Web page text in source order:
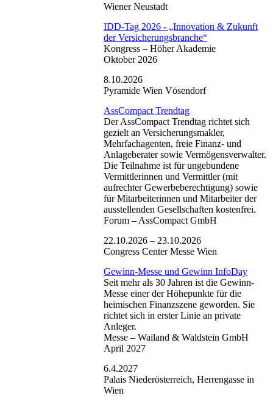
Wiener Neustadt
IDD-Tag 2026 - „Innovation & Zukunft
der Versicherungsbranche“
Kongress – Höher Akademie
Oktober 2026
8.10.2026
Pyramide Wien Vösendorf
AssCompact Trendtag
Der AssCompact Trendtag richtet sich
gezielt an Versicherungsmakler,
Mehrfachagenten, freie Finanz- und
Anlageberater sowie Vermögensverwalter.
Die Teilnahme ist für ungebundene
Vermittlerinnen und Vermittler (mit
aufrechter Gewerbeberechtigung) sowie
für Mitarbeiterinnen und Mitarbeiter der
ausstellenden Gesellschaften kostenfrei.
Forum – AssCompact GmbH
22.10.2026 – 23.10.2026
Congress Center Messe Wien
Gewinn-Messe und Gewinn InfoDay
Seit mehr als 30 Jahren ist die Gewinn-
Messe einer der Höhepunkte für die
heimischen Finanzszene geworden. Sie
richtet sich in erster Linie an private
Anleger.
Messe – Wailand & Waldstein GmbH
April 2027
6.4.2027
Palais Niederösterreich, Herrengasse in
Wien